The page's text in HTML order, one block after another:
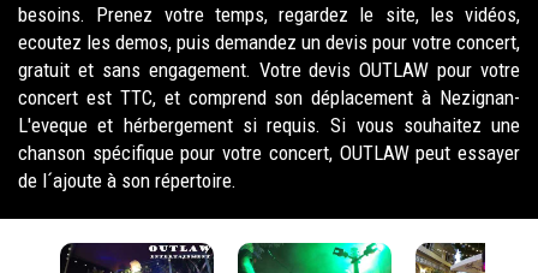
besoins. Prenez votre temps, regardez le site, les vidéos,
ecoutez les demos, puis demandez un devis pour votre concert,
gratuit et sans engagement. Votre devis OUTLAW pour votre
concert est TTC, et comprend son déplacement à Nezignan-
L'eveque et hérbergement si requis. Si vous souhaitez une
chanson spécifique pour votre concert, OUTLAW peut essayer
de l´ajoute à son répertoire.